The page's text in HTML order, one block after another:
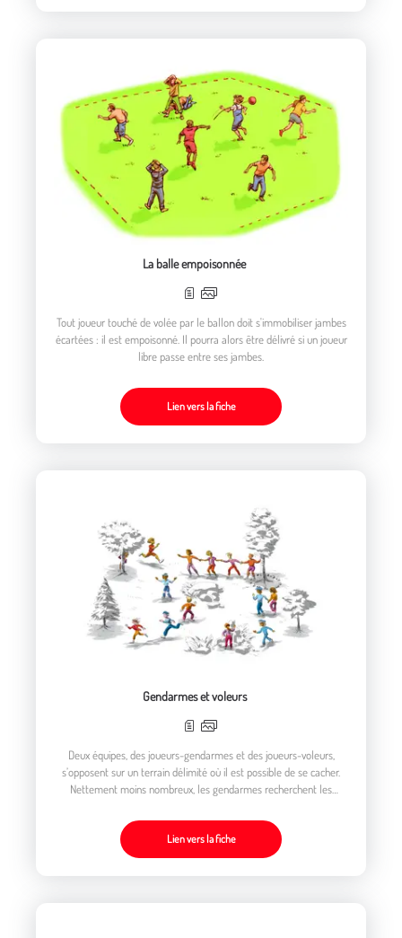
La balle empoisonnée
Tout joueur touché de volée par le ballon doit s'immobiliser jambes
écartées : il est empoisonné. Il pourra alors être délivré si un joueur
libre passe entre ses jambes.
Lien vers la fiche
Gendarmes et voleurs
Deux équipes, des joueurs-gendarmes et des joueurs-voleurs,
s’opposent sur un terrain délimité où il est possible de se cacher.
Nettement moins nombreux, les gendarmes recherchent les
Lien vers la fiche